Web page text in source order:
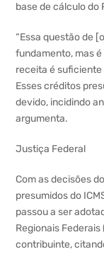
base de cálculo do
“Essa questão de
fundamento, mas
receita é suficiente
Esses créditos
devido, incidindo
argumenta.
Justiça Federal
Com as decisões
presumidos do
passou a ser
Regionais
contribuinte,